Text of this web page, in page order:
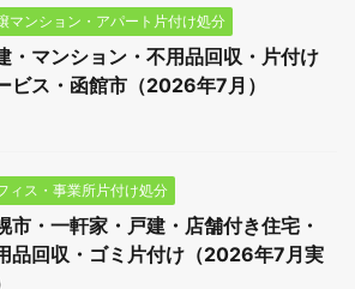
マンション・アパート片付け処分
・マンション・不用品回収・片付け
ビス・函館市（2026年7月）
ィス・事業所片付け処分
市・一軒家・戸建・店舗付き住宅・
品回収・ゴミ片付け（2026年7月実